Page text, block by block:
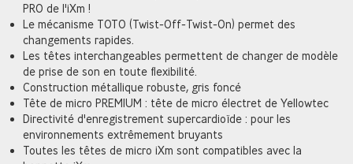
PRO de l'iXm !
Le mécanisme TOTO (Twist-Off-Twist-On) permet des
changements rapides.
Les têtes interchangeables permettent de changer de modèle
de prise de son en toute flexibilité.
Construction métallique robuste, gris foncé
Tête de micro PREMIUM : tête de micro électret de Yellowtec
Directivité d'enregistrement supercardioïde : pour les
environnements extrêmement bruyants
Toutes les têtes de micro iXm sont compatibles avec la